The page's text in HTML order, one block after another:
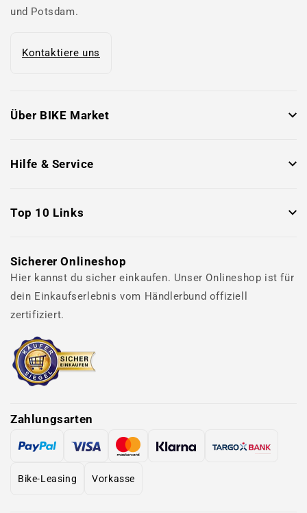
und Potsdam.
Kontaktiere uns
Über BIKE Market
Hilfe & Service
Top 10 Links
Sicherer Onlineshop
Hier kannst du sicher einkaufen. Unser Onlineshop ist für
dein Einkaufserlebnis vom Händlerbund offiziell
zertifiziert.
Zahlungsarten
Bike-Leasing Vorkasse